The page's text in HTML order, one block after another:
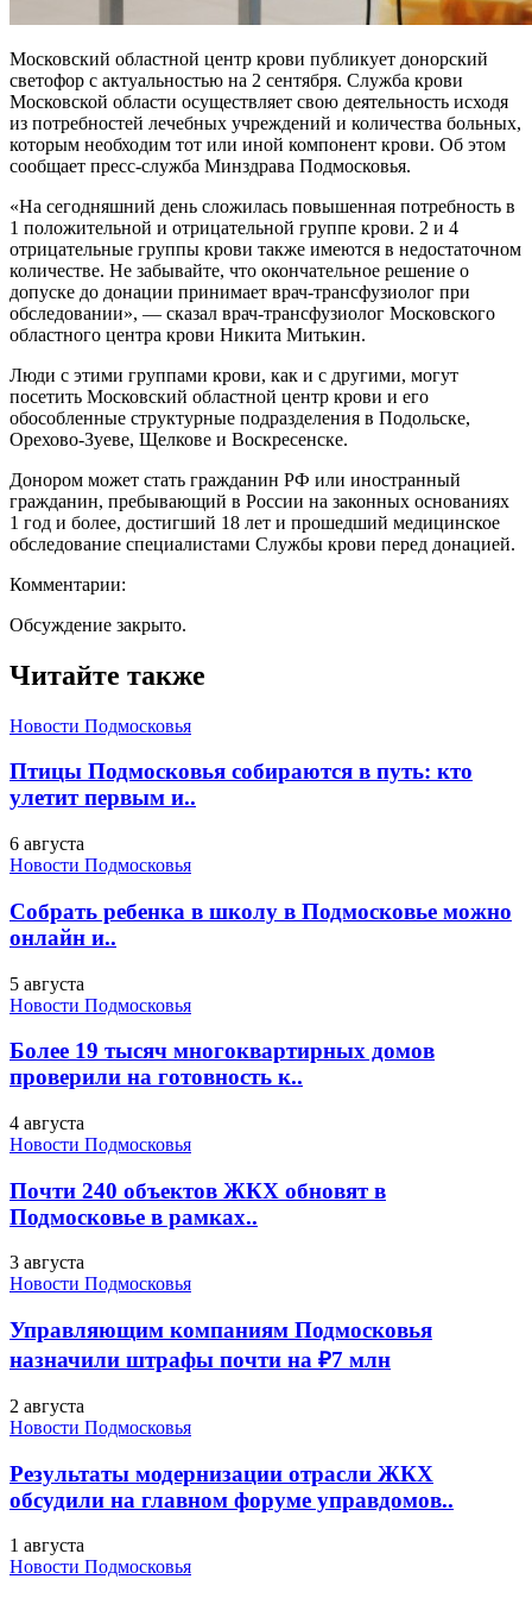
Московский областной центр крови публикует донорский
светофор с актуальностью на 2 сентября. Служба крови
Московской области осуществляет свою деятельность исходя
из потребностей лечебных учреждений и количества больных,
которым необходим тот или иной компонент крови. Об этом
сообщает пресс-служба Минздрава Подмосковья.
«На сегодняшний день сложилась повышенная потребность в
1 положительной и отрицательной группе крови. 2 и 4
отрицательные группы крови также имеются в недостаточном
количестве. Не забывайте, что окончательное решение о
допуске до донации принимает врач-трансфузиолог при
обследовании», — сказал врач-трансфузиолог Московского
областного центра крови Никита Митькин.
Люди с этими группами крови, как и с другими, могут
посетить Московский областной центр крови и его
обособленные структурные подразделения в Подольске,
Орехово-Зуеве, Щелкове и Воскресенске.
Донором может стать гражданин РФ или иностранный
гражданин, пребывающий в России на законных основаниях
1 год и более, достигший 18 лет и прошедший медицинское
обследование специалистами Службы крови перед донацией.
Комментарии:
Обсуждение закрыто.
Читайте также
Новости Подмосковья
Птицы Подмосковья собираются в путь: кто
улетит первым и..
6 августа
Новости Подмосковья
Собрать ребенка в школу в Подмосковье можно
онлайн и..
5 августа
Новости Подмосковья
Более 19 тысяч многоквартирных домов
проверили на готовность к..
4 августа
Новости Подмосковья
Почти 240 объектов ЖКХ обновят в
Подмосковье в рамках..
3 августа
Новости Подмосковья
Управляющим компаниям Подмосковья
назначили штрафы почти на ₽7 млн
2 августа
Новости Подмосковья
Результаты модернизации отрасли ЖКХ
обсудили на главном форуме управдомов..
1 августа
Новости Подмосковья